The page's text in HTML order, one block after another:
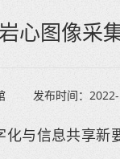
心图像采
发布时间：
与信息共享新